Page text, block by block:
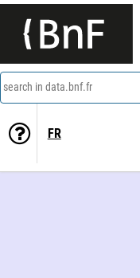
search in data.bnf.fr
FR